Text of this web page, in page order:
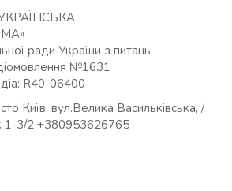
ради України з питань
№1631
R40-06400
Київ, вул.Велика Васильківська, /
1-3/2 +380953626765